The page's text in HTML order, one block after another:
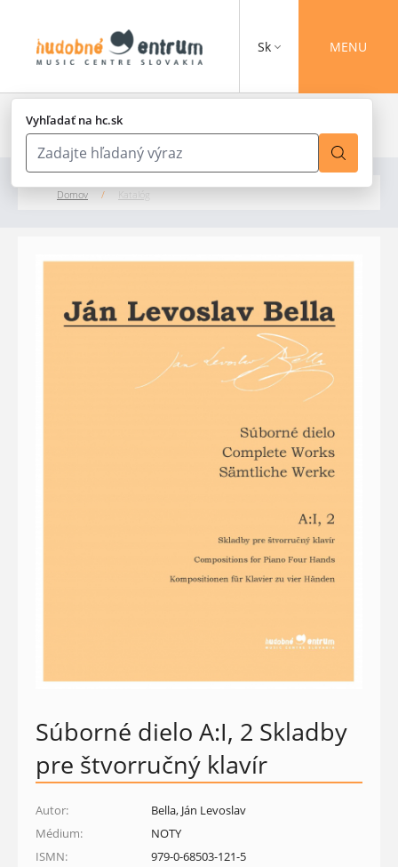
Vyhľadať na hc.sk
Sk MENU
Domov / Katalóg
Súborné dielo A:I, 2 Skladby
pre štvorručný klavír
Autor:
Bella, Ján Levoslav
Médium:
NOTY
ISMN:
979-0-68503-121-5